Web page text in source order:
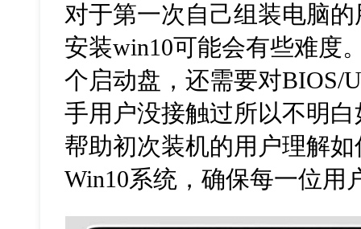
对于第一次自己组装电脑
安装win10可能会有些难度
个启动盘，还需要对BIOS/
手用户没接触过所以不明
帮助初次装机的用户理解
Win10系统，确保每一位用